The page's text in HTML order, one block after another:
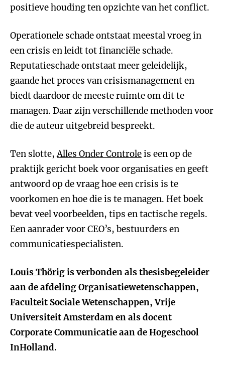
positieve houding ten opzichte van het conflict.
Operationele schade ontstaat meestal vroeg in
een crisis en leidt tot financiële schade.
Reputatieschade ontstaat meer geleidelijk,
gaande het proces van crisismanagement en
biedt daardoor de meeste ruimte om dit te
managen. Daar zijn verschillende methoden voor
die de auteur uitgebreid bespreekt.
Ten slotte,Alles Onder Controleis een op de
praktijk gericht boek voor organisaties en geeft
antwoord op de vraag hoe een crisis is te
voorkomen en hoe die is te managen. Het boek
bevat veel voorbeelden, tips en tactische regels.
Een aanrader voor CEO’s, bestuurders en
communicatiespecialisten.
Louis Thörigis verbonden als thesisbegeleider
aan de afdeling Organisatiewetenschappen,
Faculteit Sociale Wetenschappen, Vrije
Universiteit Amsterdam en als docent
Corporate Communicatie aan de Hogeschool
InHolland.